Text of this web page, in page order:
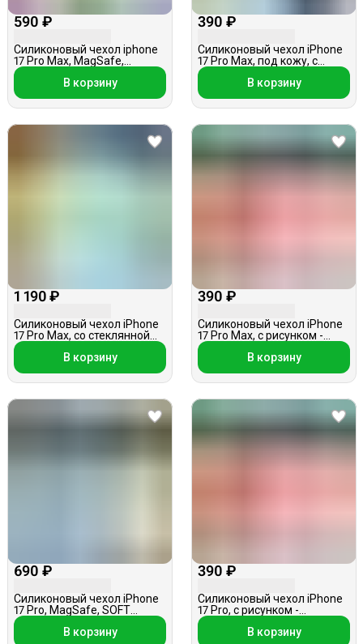
590 ₽
Силиконовый чехол iphone
17 Pro Max, MagSafe,
сиреневый
В корзину
390 ₽
Силиконовый чехол iPhone
17 Pro Max, под кожу, с
цветочками, светло-
В корзину
1 190 ₽
Силиконовый чехол iPhone
17 Pro Max, со стеклянной
вставкой, MagSafe,
холодный мятный
В корзину
390 ₽
Силиконовый чехол iPhone
17 Pro Max, с рисунком -
листочки, розовый
В корзину
690 ₽
Силиконовый чехол iPhone
17 Pro, MagSafe, SOFT
TOUCH, лимонный
В корзину
390 ₽
Силиконовый чехол iPhone
17 Pro, с рисунком -
листочки, розовый
В корзину